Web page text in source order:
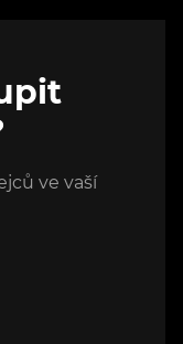
ve vaší